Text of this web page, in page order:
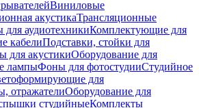
Виниловые
акустикаТрансляционные
для аудиотехникиКомплектующие для
кабелиПодставки, стойки для
для акустикиОборудование для
лампыФоны для фотостудииСтудийное
для
отражателиОборудование для
студийныеКомплекты